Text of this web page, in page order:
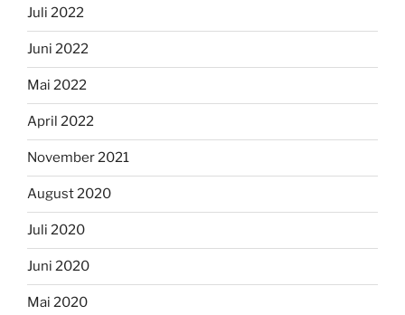
Juli 2022
Juni 2022
Mai 2022
April 2022
November 2021
August 2020
Juli 2020
Juni 2020
Mai 2020